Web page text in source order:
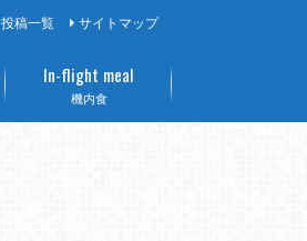
投稿一覧 サイトマップ
機内食
In-flight meal